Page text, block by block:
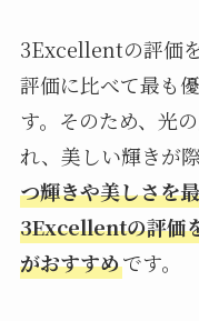
3Excellentの評価
評価に比べて最も
す。そのため、光
れ、美しい輝きが際
つ輝きや美しさを
3Excellentの評価
がおすすめです。